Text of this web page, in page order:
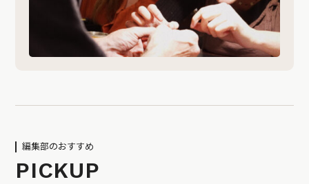
編集部のおすすめ
PICKUP